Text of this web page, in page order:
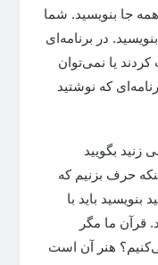
همه جا بنویسید. شما
در برنامه‌ای
یا نمی‌توان
که نوشتید
بگویید
حرف بزنیم که
باید با
قرآن ما مگر
هنر آن است